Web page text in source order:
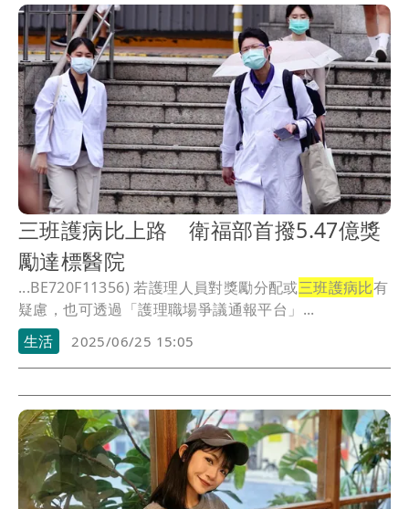
三班護病比上路 衛福部首撥5.47億獎
勵達標醫院
...BE720F11356) 若護理人員對獎勵分配或三班護病比有
疑慮，也可透過「護理職場爭議通報平台」...
生活
2025/06/25 15:05